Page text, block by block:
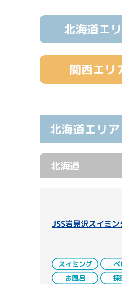
北海道エ
関西エリ
北海道エリア
北海道
JSS岩見沢スイミ